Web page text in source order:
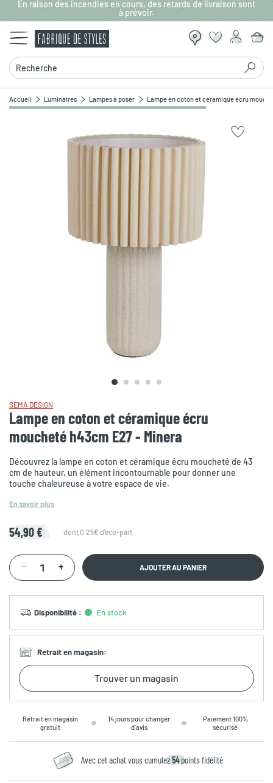
Aller au contenu principal
En raison des incendies en cours, des retards de livraison sont
à prévoir.
Recherche
Accueil Luminaires Lampes à poser Lampe en coton et céramique écru
SEMA DESIGN
Lampe en coton et céramique écru
moucheté h43cm E27 - Minera
Découvrez la lampe en coton et céramique écru moucheté de 43
cm de hauteur, un élément incontournable pour donner une
touche chaleureuse à votre espace de vie.
En savoir plus
54,90 € dont 0.25€ d'éco-part
AJOUTER AU PANIER
Disponibilité : En stock
Retrait en magasin:
Trouver un magasin
Retrait en magasin
gratuit
14 jours pour changer
d’avis
Paiement 100%
sécurisé
Avec cet achat vous cumulez54 points fidélité